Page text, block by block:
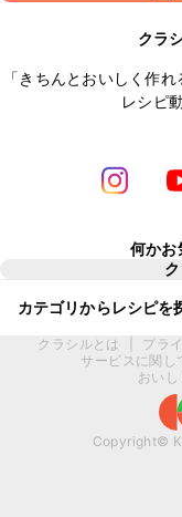
クラ
「きちんとおいしく作
レシピ
何かお
カテゴリからレシピを
クラシルとは プラ
サービスに関し
おい
Copyright©